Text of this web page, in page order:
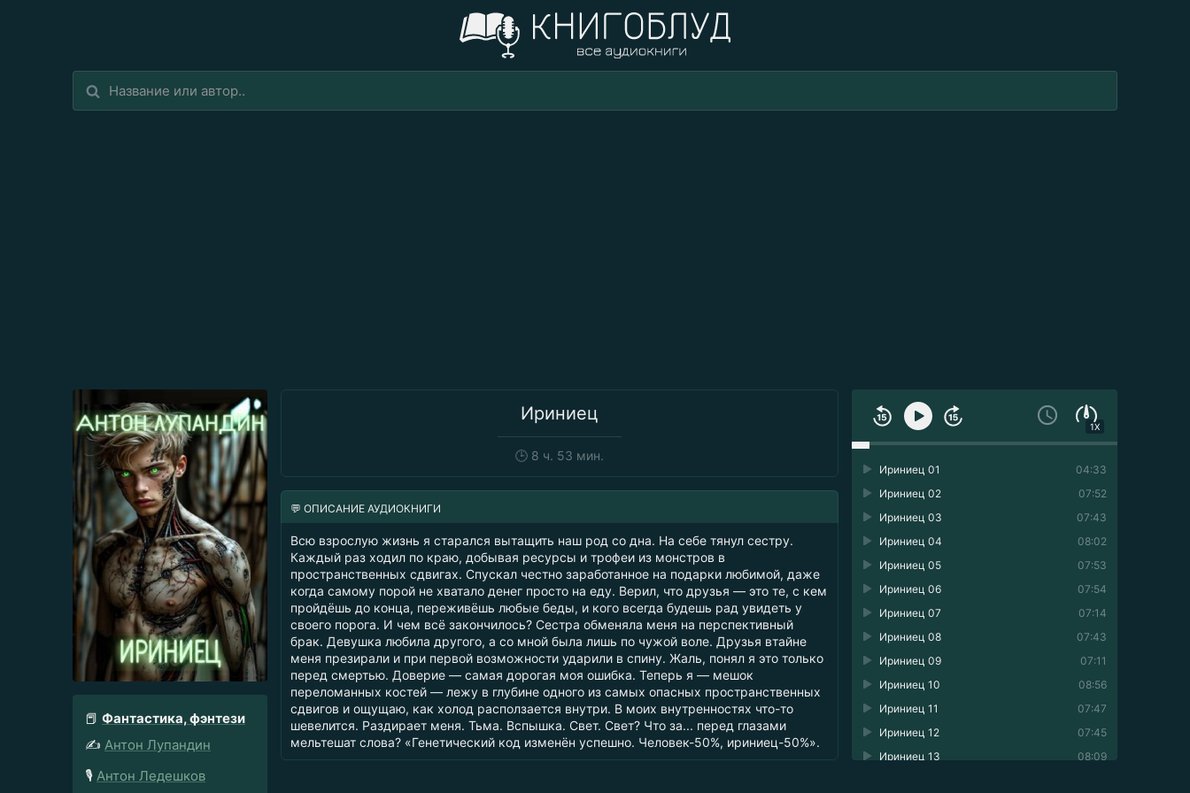
Ириниец
🕒 8 ч. 53 мин.
📕 Фантастика, фэнтези
✍️ Антон Лупандин
🎙️ Антон Ледешков
1X
04:33
Ириниец 01
07:52
Ириниец 02
07:43
Ириниец 03
08:02
Ириниец 04
07:53
Ириниец 05
07:54
Ириниец 06
07:14
Ириниец 07
07:43
Ириниец 08
07:11
Ириниец 09
08:56
Ириниец 10
07:47
Ириниец 11
07:45
Ириниец 12
08:09
Ириниец 13
💬 ОПИСАНИЕ АУДИОКНИГИ
Всю взрослую жизнь я старался вытащить наш род со дна. На себе тянул сестру.
Каждый раз ходил по краю, добывая ресурсы и трофеи из монстров в
пространственных сдвигах. Спускал честно заработанное на подарки любимой, даже
когда самому порой не хватало денег просто на еду. Верил, что друзья — это те, с кем
пройдёшь до конца, переживёшь любые беды, и кого всегда будешь рад увидеть у
своего порога. И чем всё закончилось? Сестра обменяла меня на перспективный
брак. Девушка любила другого, а со мной была лишь по чужой воле. Друзья втайне
меня презирали и при первой возможности ударили в спину. Жаль, понял я это только
перед смертью. Доверие — самая дорогая моя ошибка. Теперь я — мешок
переломанных костей — лежу в глубине одного из самых опасных пространственных
сдвигов и ощущаю, как холод расползается внутри. В моих внутренностях что-то
шевелится. Раздирает меня. Тьма. Вспышка. Свет. Свет? Что за... перед глазами
мельтешат слова? «Генетический код изменён успешно. Человек-50%, ириниец-50%».